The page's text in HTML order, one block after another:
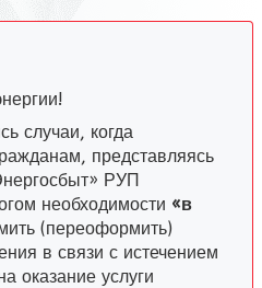
случаи, когда
представляясь
РУП
необходимости «в
(переоформить)
в связи с истечением
оказание услуги